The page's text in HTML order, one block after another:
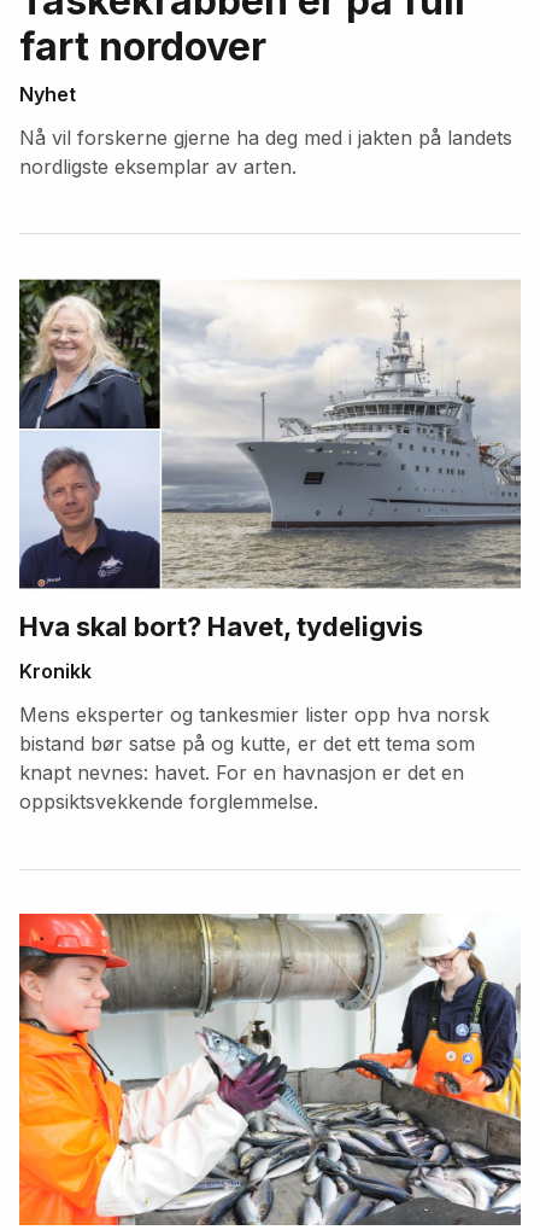
fart nordover
Nyhet
Nå vil forskerne gjerne ha deg med i jakten på landets
nordligste eksemplar av arten.
Hva skal bort? Havet, tydeligvis
Kronikk
Mens eksperter og tankesmier lister opp hva norsk
bistand bør satse på og kutte, er det ett tema som
knapt nevnes: havet. For en havnasjon er det en
oppsiktsvekkende forglemmelse.